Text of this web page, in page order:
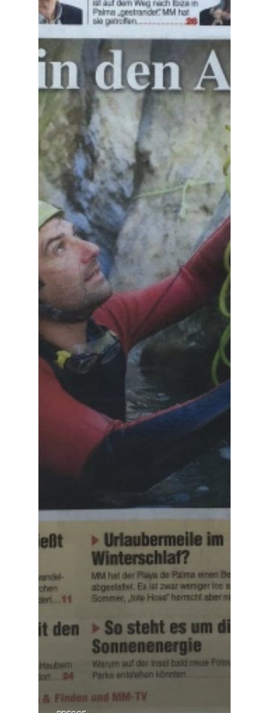
ÜBER UNS
GESCHICHTE
MEIN GÄSTEBUCH
PRESSE & MEDIEN
PRODUZENTEN
MENÜBEISPIELE
FOTOGALERIE
NEWSLETTER
FAQS